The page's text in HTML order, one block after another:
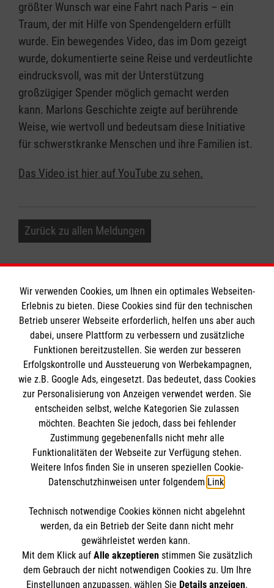
größter Wunsch war eine Fahrt nach Paris – ein
Traum, der mit Hilfe von Spendengeldern erfüllt
wurde. Ein bewegendes Video, das im Dom gezeigt
wurde, dokumentierte seine Reise und verdeutlichte
eindrucksvoll, was mit der Unterstützung
großzügiger Spender möglich gemacht werden
kann. Marlons Geschichte zeigte auf berührende
Weise, wie wertvoll und bedeutsam diese Initiative
für schwerstkranke Menschen und ihre Familien ist.
Das Video ist hier auf YouTube zu sehen.
Zurück zu allen Meldungen
Informationen
Impressum
Datenschutz
Kontakt
Die Malteser
Malteser in Deutschland
Malteserorden
Sharepoint
Spendenkonto
Bank: Pax-Bank
IBAN: DE86370601201201214358
BIC: GENODED1PA7
So finden Sie uns
Hans-Geiger-Straße 16
Der Malteser Hilfsdienst e.V. ist als eingetragene
Wir verwenden Cookies, um Ihnen ein optimales Webseiten-
Erlebnis zu bieten. Diese Cookies sind für den technischen
Betrieb unserer Webseite erforderlich, helfen uns aber auch
dabei, unsere Plattform zu verbessern und zusätzliche
Funktionen bereitzustellen. Sie werden zur besseren
Erfolgskontrolle und Aussteuerung von Werbekampagnen,
wie z.B. Google Ads, eingesetzt. Das bedeutet, dass Cookies
zur Personalisierung von Anzeigen verwendet werden. Sie
entscheiden selbst, welche Kategorien Sie zulassen
möchten. Beachten Sie jedoch, dass bei fehlender
Zustimmung gegebenenfalls nicht mehr alle
Funktionalitäten der Webseite zur Verfügung stehen.
Weitere Infos finden Sie in unseren speziellen Cookie-
Datenschutzhinweisen unter folgendem Link.
Technisch notwendige Cookies können nicht abgelehnt
werden, da ein Betrieb der Seite dann nicht mehr
gewährleistet werden kann.
Mit dem Klick auf Alle akzeptierenstimmen Sie zusätzlich
dem Gebrauch der nicht notwendigen Cookies zu. Um Ihre
Einstellungen anzupassen, wählen Sie Details anzeigen.